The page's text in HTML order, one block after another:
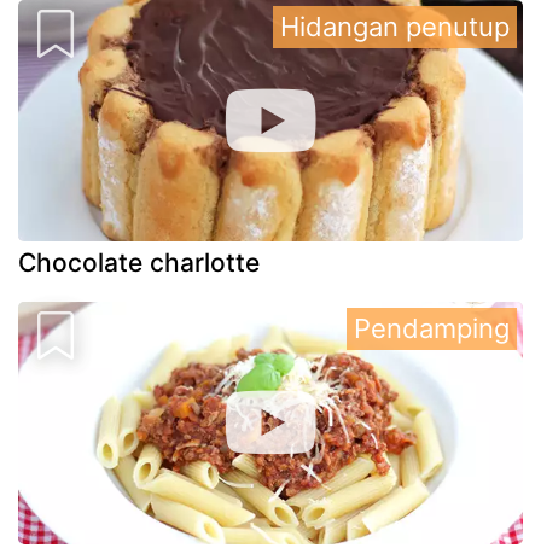
Chocolate charlotte
Hidangan penutup
Pendamping